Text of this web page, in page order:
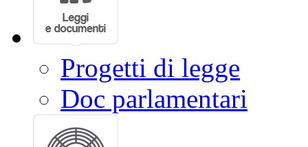
Progetti di legge
Doc parlamentari